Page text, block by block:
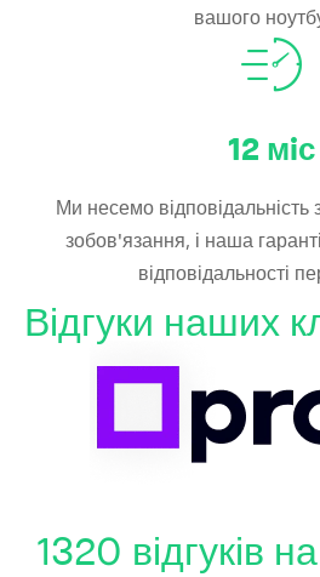
вашого
12 мiс
Ми несемо відповідальність
зобов'язання, і наша
відповідальності
Відгуки наших
1320 відгуків